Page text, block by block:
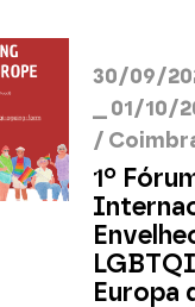
30/09/
__ 01/10/
/
1º
Europa